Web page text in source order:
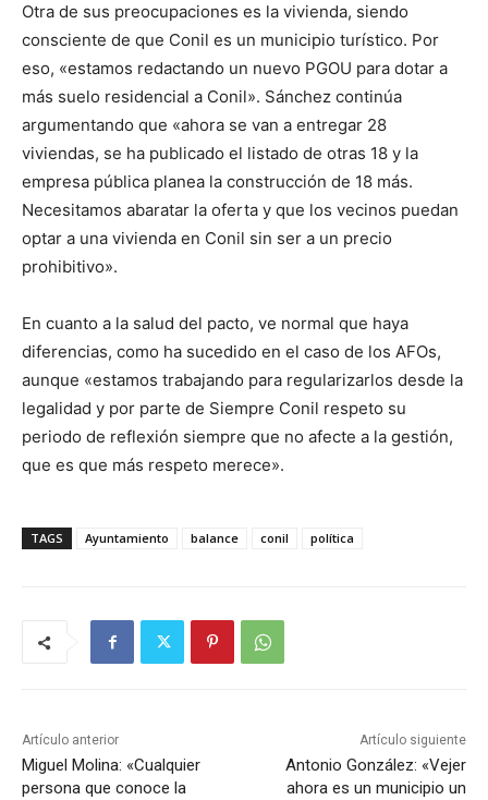
Otra de sus preocupaciones es la vivienda, siendo
consciente de que Conil es un municipio turístico. Por
eso, «estamos redactando un nuevo PGOU para dotar a
más suelo residencial a Conil». Sánchez continúa
argumentando que «ahora se van a entregar 28
viviendas, se ha publicado el listado de otras 18 y la
empresa pública planea la construcción de 18 más.
Necesitamos abaratar la oferta y que los vecinos puedan
optar a una vivienda en Conil sin ser a un precio
prohibitivo».
En cuanto a la salud del pacto, ve normal que haya
diferencias, como ha sucedido en el caso de los AFOs,
aunque «estamos trabajando para regularizarlos desde la
legalidad y por parte de Siempre Conil respeto su
periodo de reflexión siempre que no afecte a la gestión,
que es que más respeto merece».
TAGS Ayuntamiento balance conil política
Artículo anterior
Miguel Molina: «Cualquier
persona que conoce la
Artículo siguiente
Antonio González: «Vejer
ahora es un municipio un